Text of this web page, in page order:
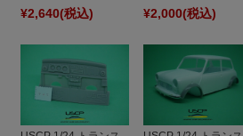
¥2,640(税込) ¥2,000(税込)